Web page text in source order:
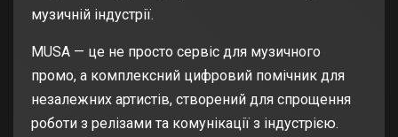
музичній індустрії.
MUSA — це не просто сервіс для музичного
промо, а комплексний цифровий помічник для
незалежних артистів, створений для спрощення
роботи з релізами та комунікації з індустрією.